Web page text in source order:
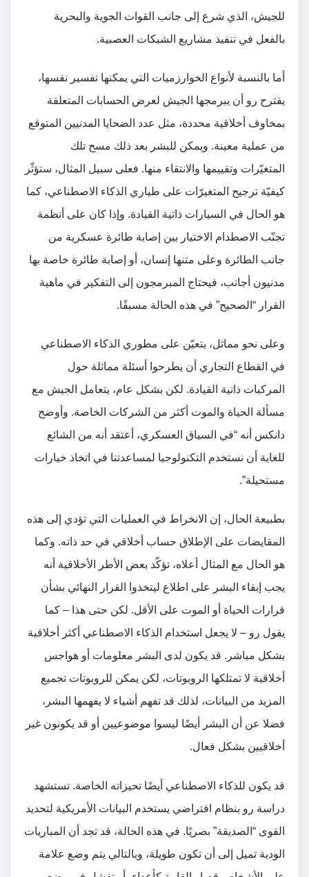
للجيش، الذي شرع إلى جانب القوات الجوية والبحرية
بالفعل في تنفيذ مشاريع الشبكات العصبية.
أما بالنسبة لأنواع الخوارزميات التي يمكنها تفسير نفسها،
يقترح رو أن يبرمجها الجيش لعرض الحسابات المتعلقة
بمخاوف أخلاقية محددة، مثل عدد الضحايا المدنيين المتوقع
من عملية معينة. ويمكن للبشر بعد ذلك مسح تلك
المتغيّرات وتقييمها والانتقاء منها. فعلى سبيل المثال، ستؤثّر
كيفيّة ترجيح المتغيرّات على طياري الذكاء الاصطناعي، كما
هو الحال في السيارات ذاتية القيادة. وإذا كان على أنظمة
تجنّب الاصطدام الاختيار بين إصابة طائرة عسكرية من
جانب الطائرة وعلى متنها إنسان، أو إصابة طائرة خاصة بها
مدنيون أجانب، فيحتاج المبرمجون إلى التفكير في ماهية
القرار “الصحيح” في هذه الحالة مسبقًا.
وعلى نحو مماثل، يتعيّن على مطوري الذكاء الاصطناعي
في القطاع التجاري أن يطرحوا أسئلة مماثلة حول
المركبات ذاتية القيادة. لكن بشكل عام، يتعامل الجيش مع
مسألة الحياة والموت أكثر من الشركات الخاصة. وأوضح
دانكس أنه “في السياق العسكري، أعتقد أنه من الشائع
للغاية أن نستخدم التكنولوجيا لمساعدتنا في اتخاذ خيارات
مستحيلة”.
بطبيعة الحال، إن الانخراط في العمليات التي تؤدي إلى هذه
المقايضات على الإطلاق حساب أخلاقي في حد ذاته. وكما
هو الحال مع المثال أعلاه، تؤكّد بعض الأطر الأخلاقية أنه
يجب إبقاء البشر على اطلاع ليتخذوا القرار النهائي بشأن
قرارات الحياة أو الموت على الأقل. لكن حتى هذا – كما
يقول رو – لا يجعل استخدام الذكاء الاصطناعي أكثر أخلاقية
بشكل مباشر. قد يكون لدى البشر معلومات أو هواجس
أخلاقية لا تمتلكها الروبوتات، لكن يمكن للروبوتات تجميع
المزيد من البيانات، لذلك قد تفهم أشياء لا يفهمها البشر،
فضلا عن أن البشر أيضًا ليسوا موضوعيين أو قد يكونون غير
أخلاقيين بشكل فعال.
قد يكون للذكاء الاصطناعي أيضًا تحيزاته الخاصة. تستشهد
دراسة رو بنظام افتراضي يستخدم البيانات الأمريكية لتحديد
القوى “الصديقة” بصريًا. في هذه الحالة، قد تجد أن المباريات
الودية تميل إلى أن تكون طويلة، وبالتالي يتم وضع علامة